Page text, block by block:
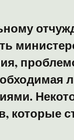
которые